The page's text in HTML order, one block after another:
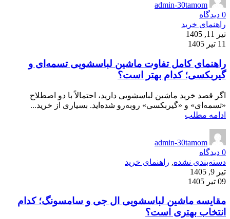
admin-30tamom
0 دیدگاه
راهنمای خرید
تیر 11, 1405
11 تیر 1405
راهنمای کامل تفاوت ماشین لباسشویی تسمه‌ای و
گیربکسی؛ کدام بهتر است؟
اگر قصد خرید ماشین لباسشویی دارید، احتمالاً با دو اصطلاح
«تسمه‌ای» و «گیربکسی» روبه‌رو شده‌اید. بسیاری از خرید...
ادامه مطلب
admin-30tamom
0 دیدگاه
دسته‌بندی نشده, راهنمای خرید
تیر 9, 1405
09 تیر 1405
مقایسه ماشین لباسشویی ال جی و سامسونگ؛ کدام
انتخاب بهتری است؟